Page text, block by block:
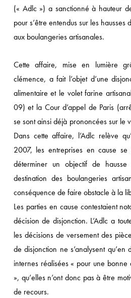
(« Adlc ») a sanctionné à hauteur
pour s’être entendus sur les
aux boulangeries artisanales.
Cette affaire, mise en lumière
clémence, a fait l’objet d’une
alimentaire et le volet farine
09) et la Cour d’appel de Paris
se sont ainsi déjà prononcées sur le
Dans cette affaire, l’Adlc relève
2007, les entreprises en cause
déterminer un objectif de
destination des boulangeries
conséquence de faire obstacle à la
Les parties en cause contestaient
décision de disjonction. L’Adlc a
les décisions de versement des
de disjonction ne s’analysent qu’en
internes réalisées « pour une bonne
», qu’elles n’ont donc pas à être
de recours.